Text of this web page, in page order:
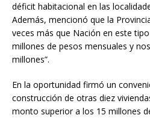
déficit habitacional en las
Además, mencionó que la
veces más que Nación en este
millones de pesos mensuales y
millones”.
En la oportunidad firmó un
construcción de otras diez
monto superior a los 15 millones